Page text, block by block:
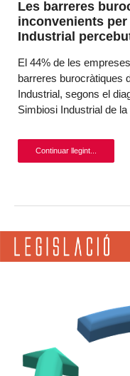
Les barreres
inconvenients
Industrial
El 44% de les
barreres burocràtiques
Industrial, segons el
Simbiosi Industrial de
Continuar llegint...